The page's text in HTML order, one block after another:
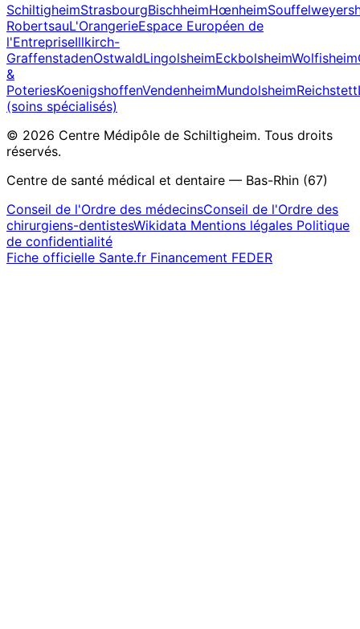
SchiltigheimStrasbourgBischheimHœnheim
RobertsauL'OrangerieEspace Européen de
l'EntrepriseIllkirch-
GraffenstadenOstwaldLingolsheimEckbolsheimWolfisheim
&
PoteriesKoenigshoffenVendenheimMundolsheimReichstett
(soins spécialisés)
© 2026 Centre Médipôle de Schiltigheim. Tous droits
réservés.
Centre de santé médical et dentaire — Bas-Rhin (67)
Conseil de l'Ordre des médecinsConseil de l'Ordre des
chirurgiens-dentistesWikidata Mentions légales Politique
de confidentialité
Fiche officielle Sante.fr Financement FEDER